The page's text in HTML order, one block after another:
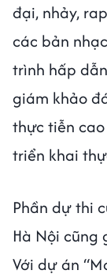
đại, nhảy,
các bản
trình hấp
giám khảo
thực tiễn
triển khai
Phần dự thi
Hà Nội
Với dự án